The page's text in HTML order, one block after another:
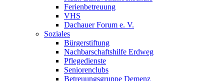
Ferienbetreuung
VHS
Dachauer Forum e. V.
Soziales
Bürgerstiftung
Nachbarschaftshilfe Erdweg
Pflegedienste
Seniorenclubs
Betreuungsgruppe Demenz